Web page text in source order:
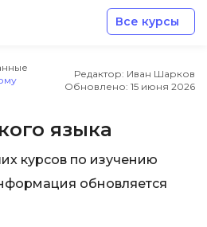
Все курсы
Редактор: Иван Шарков
Обновлено: 15 июня 2026
языка
курсов по изучению
обновляется